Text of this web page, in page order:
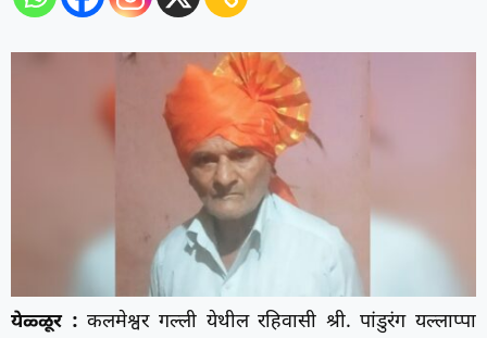
येळ्ळूर : कलमेश्वर गल्ली येथील रहिवासी श्री. पांडुरंग यल्लाप्पा